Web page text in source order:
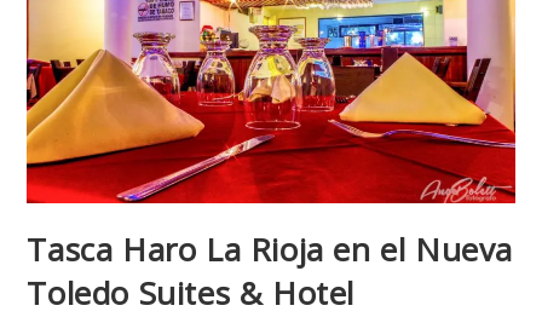
Tasca Haro La Rioja en el Nueva
Toledo Suites & Hotel